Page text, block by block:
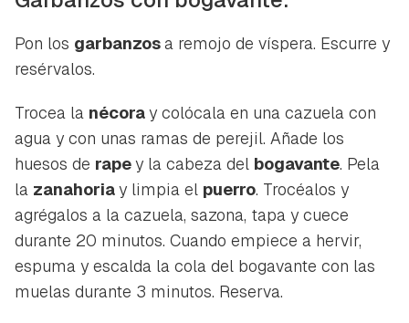
Pon los garbanzosa remojo de víspera. Escurre y
resérvalos.
Trocea la nécoray colócala en una cazuela con
agua y con unas ramas de perejil. Añade los
huesos de rapey la cabeza del bogavante. Pela
la zanahoriay limpia el puerro. Trocéalos y
agrégalos a la cazuela, sazona, tapa y cuece
durante 20 minutos. Cuando empiece a hervir,
espuma y escalda la cola del bogavante con las
muelas durante 3 minutos. Reserva.